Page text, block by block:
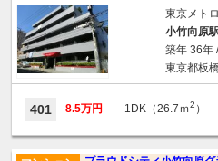
東京メト
小竹向原
築年 36年
東京都板
401 8.5万円 1DK（26.7ｍ2 ）